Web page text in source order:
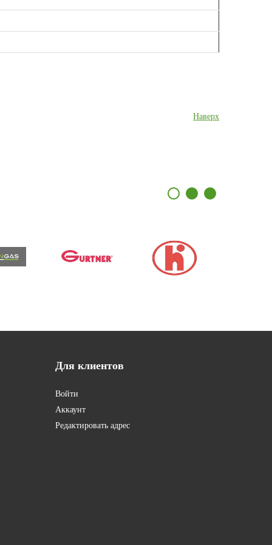
Наверх
Для клиентов
Войти
Аккаунт
Редактировать адрес